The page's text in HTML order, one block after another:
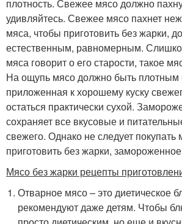
плотность. Свежее мясо должно
удивляйтесь. Свежее мясо пахнет
мяса, чтобы приготовить без жарки,
естественным, равномерным.
мяса говорит о его старости, такое
На ощупь мясо должно быть плотным
приложенная к хорошему куску
остаться практически сухой.
сохраняет все вкусовые и
свежего. Однако не следует покупать
приготовить без жарки,
Мясо без жарки рецепты
Отварное мясо – это диетическое
рекомендуют даже детям. Чтобы